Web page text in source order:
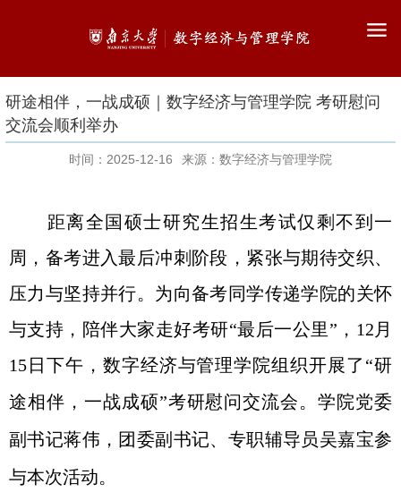
研途相伴，一战成硕｜数字经济与管理学院 考研慰问
交流会顺利举办
时间：2025-12-16 来源：数字经济与管理学院
距离全国硕士研究生招生考试仅剩不到一
周，备考进入最后冲刺阶段，紧张与期待交织、
压力与坚持并行。为向备考同学传递学院的关怀
与支持，陪伴大家走好考研“最后一公里” ， 12 月
15 日下午，数字经济与管理学院组织开展了 “研
途相伴，一战成硕”考研慰问交流会。学院党委
副书记蒋伟 ，团委副书记、专职辅导员吴嘉宝参
与本次活动。